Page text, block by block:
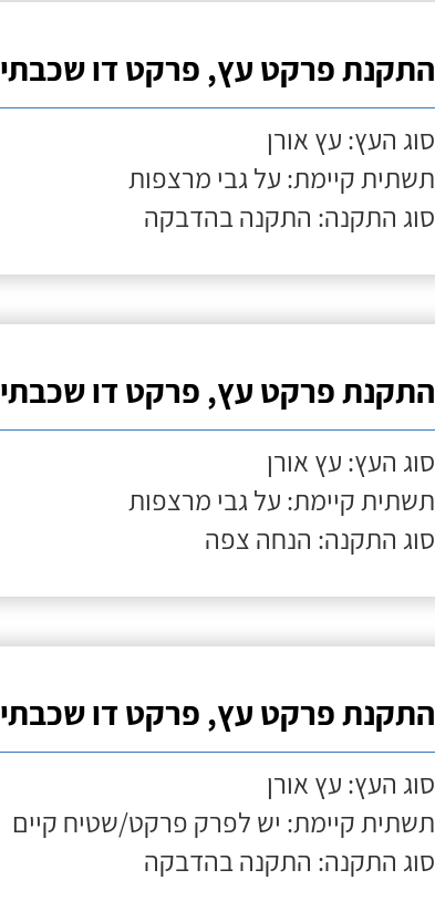
התקנת פרקט עץ, פרקט דו שכבתי
סוג העץ: עץ אורן
תשתית קיימת: על גבי מרצפות
סוג התקנה: התקנה בהדבקה
התקנת פרקט עץ, פרקט דו שכבתי
סוג העץ: עץ אורן
תשתית קיימת: על גבי מרצפות
סוג התקנה: הנחה צפה
התקנת פרקט עץ, פרקט דו שכבתי
סוג העץ: עץ אורן
תשתית קיימת: יש לפרק פרקט/שטיח קיים
סוג התקנה: התקנה בהדבקה